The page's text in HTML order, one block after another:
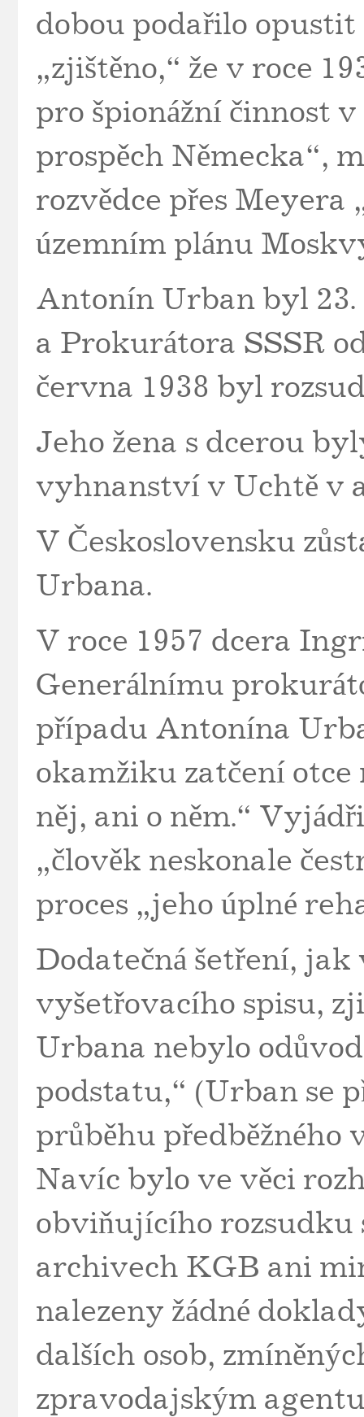
dobou podařilo opustit
„zjištěno,“ že v roce
pro špionážní činnost
prospěch Německa“,
rozvědce přes
územním plánu
Antonín Urban byl
a Prokurátora SSSR
června 1938 byl
Jeho žena s dcerou
vyhnanství v Uchtě v
V Československu
Urbana.
V roce 1957 dcera
Generálnímu
případu Antonína
okamžiku zatčení otce
něj, ani o něm.“
„člověk neskonale
proces „jeho úplné
Dodatečná šetření,
vyšetřovacího spisu,
Urbana nebylo
podstatu,“ (Urban se
průběhu předběžného
Navíc bylo ve věci
obviňujícího
archivech KGB ani
nalezeny žádné
dalších osob,
zpravodajským